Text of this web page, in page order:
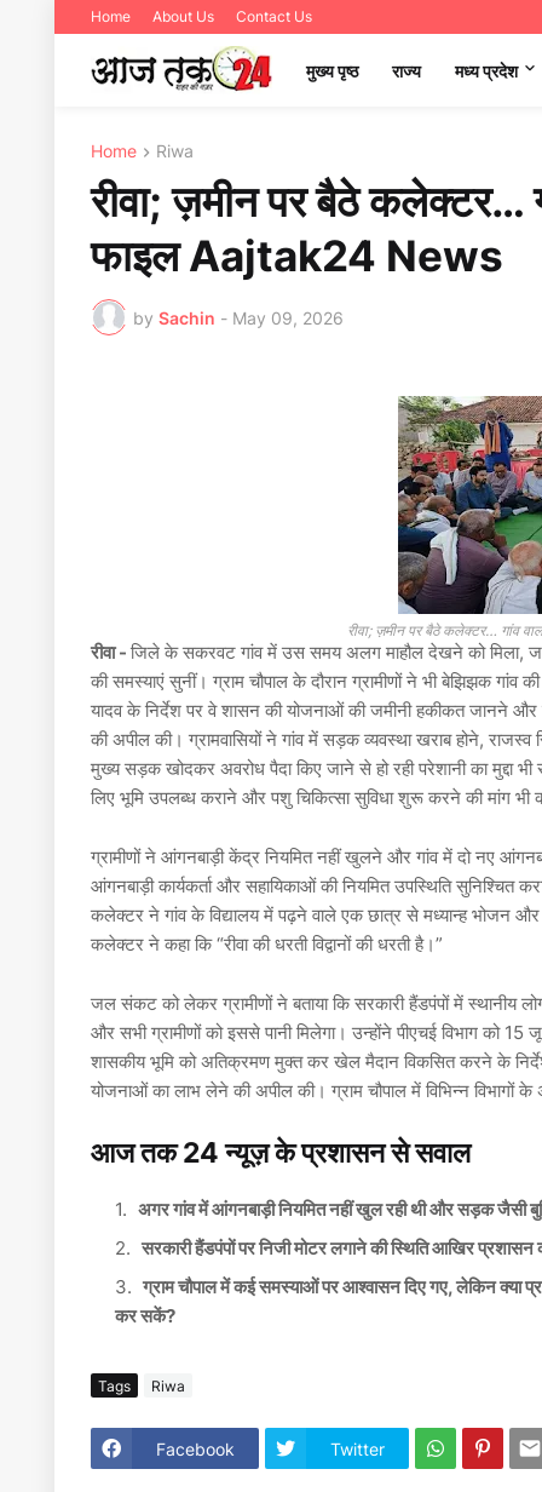
Home About Us Contact Us
मुख्य पृष्ठ राज्य मध्‍य प्रदेश
Home Riwa
रीवा; ज़मीन पर बैठे कलेक्टर…
फाइल Aajtak24 News
by Sachin - May 09, 2026
रीवा; ज़मीन पर बैठे कलेक्टर… गांव
रीवा - जिले के सकरवट गांव में उस समय अलग माहौल देखने को मिला,
की समस्याएं सुनीं। ग्राम चौपाल के दौरान ग्रामीणों ने भी बेझिझक
यादवके निर्देश पर वे शासन की योजनाओं की जमीनी हकीकत जानने और
की अपील की। ग्रामवासियों ने गांव में सड़क व्यवस्था खराब होने,
मुख्य सड़क खोदकर अवरोध पैदा किए जाने से हो रही परेशानी का मुद्दा
लिए भूमि उपलब्ध कराने और पशु चिकित्सा सुविधा शुरू करने की मांग भी
ग्रामीणों ने आंगनबाड़ी केंद्र नियमित नहीं खुलने और गांव में दो नए
आंगनबाड़ी कार्यकर्ता और सहायिकाओं की नियमित उपस्थिति सुनिश्चित
कलेक्टर ने गांव के विद्यालय में पढ़ने वाले एक छात्र से मध्यान्ह भोजन
कलेक्टर ने कहा कि “रीवा की धरती विद्वानों की धरती है।”
जल संकट को लेकर ग्रामीणों ने बताया कि सरकारी हैंडपंपों में स्थानीय
और सभी ग्रामीणों को इससे पानी मिलेगा। उन्होंने पीएचई विभाग
शासकीय भूमि को अतिक्रमण मुक्त कर खेल मैदान विकसित करने के
योजनाओं का लाभ लेने की अपील की। ग्राम चौपाल में विभिन्न विभागों
आज तक 24 न्यूज़ के प्रशासन से सवाल
अगर गांव में आंगनबाड़ी नियमित नहीं खुल रही थी और सड़क जैसी
सरकारी हैंडपंपों पर निजी मोटर लगाने की स्थिति आखिर प्रशासन
ग्राम चौपाल में कई समस्याओं पर आश्वासन दिए गए, लेकिन क्या
कर सकें?
Tags Riwa
Facebook Twitter